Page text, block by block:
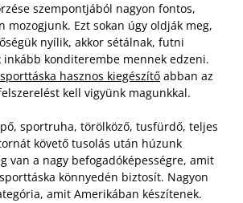
szempontjából nagyon fontos,
mozogjunk. Ezt sokan úgy oldják meg,
nyílik, akkor sétálnak, futni
inkább konditerembe mennek edzeni.
hasznos kiegészítő abban az
kell vigyünk magunkkal.
sportruha, törölköző, tusfürdő, teljes
követő tusolás után húzunk
van a nagy befogadóképességre, amit
könnyedén biztosít. Nagyon
amit Amerikában készítenek.